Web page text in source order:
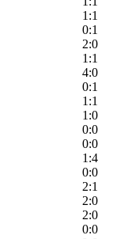
1:1
0:1
2:0
1:1
4:0
0:1
1:1
1:0
0:0
0:0
1:4
0:0
2:1
2:0
2:0
0:0